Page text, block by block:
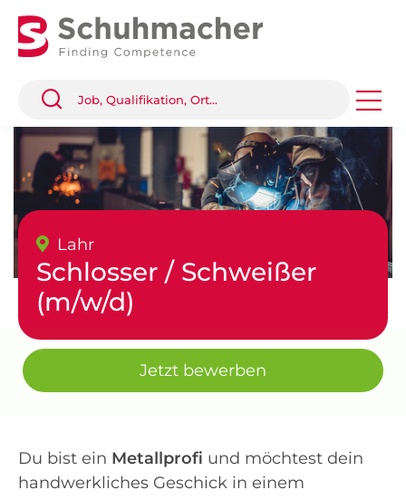
Lahr
Schlosser / Schweißer
(m/w/d)
Jetzt bewerben
Du bist ein Metallprofi und möchtest dein
handwerkliches Geschick in einem